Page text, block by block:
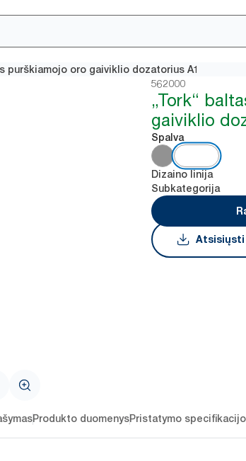
purškiamojo oro gaiviklio dozatorius A1
562000
„Tork“
gaiviklio
Spalva
Dizaino linija
Subkategorija
Atsisiųsti
Produkto duomenysPristatymo